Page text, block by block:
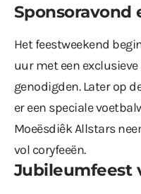
Het feestweekend
uur met een
genodigden. Later op
er een speciale
Moeësdiêk Allstars
vol coryfeeën.
Jubileumfeest